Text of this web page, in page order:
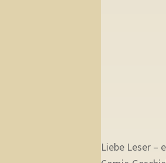
Liebe Leser –